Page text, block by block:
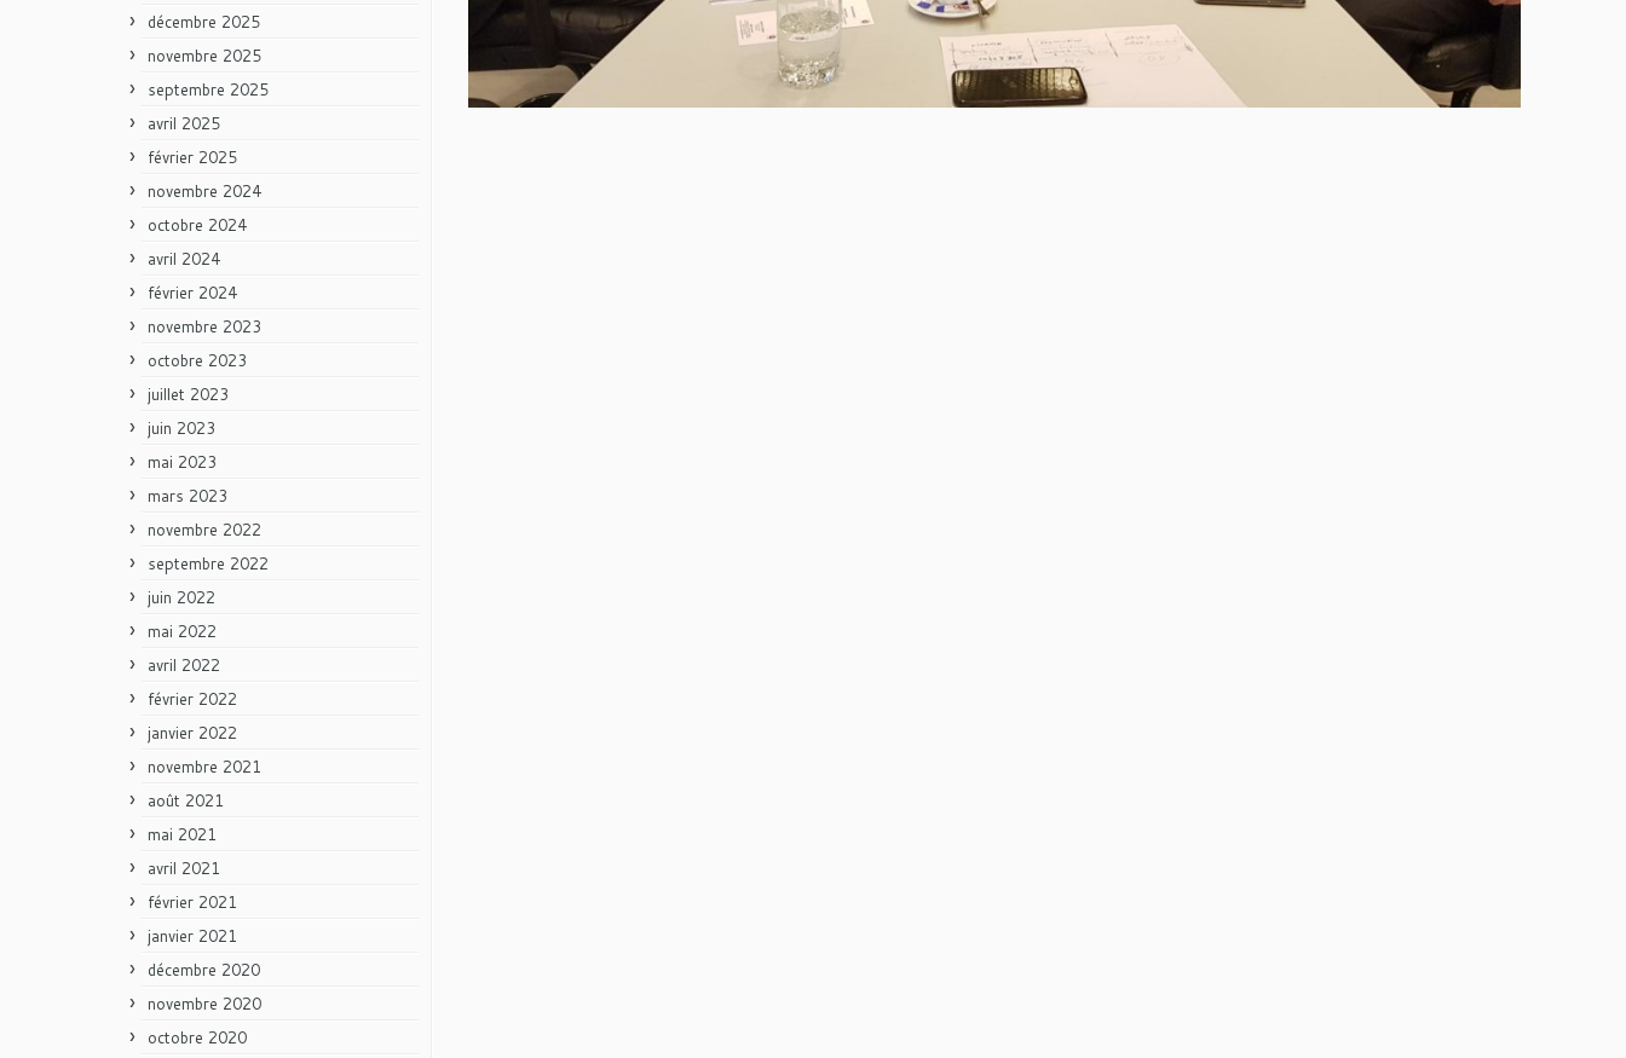
décembre 2025
novembre 2025
septembre 2025
avril 2025
février 2025
novembre 2024
octobre 2024
avril 2024
février 2024
novembre 2023
octobre 2023
juillet 2023
juin 2023
mai 2023
mars 2023
novembre 2022
septembre 2022
juin 2022
mai 2022
avril 2022
février 2022
janvier 2022
novembre 2021
août 2021
mai 2021
avril 2021
février 2021
janvier 2021
décembre 2020
novembre 2020
octobre 2020